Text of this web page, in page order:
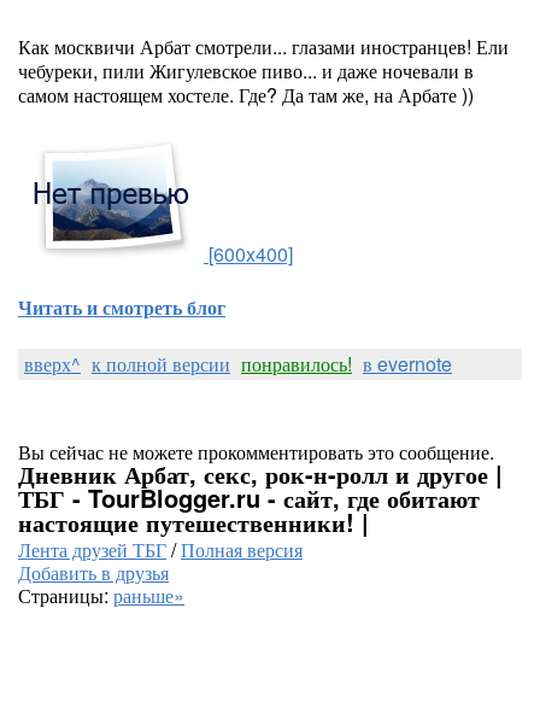
Как москвичи Арбат смотрели... глазами иностранцев! Ели
чебуреки, пили Жигулевское пиво... и даже ночевали в
самом настоящем хостеле. Где? Да там же, на Арбате ))
[600x400]
Читать и смотреть блог
вверх^ к полной версии понравилось! в evernote
Вы сейчас не можете прокомментировать это сообщение.
Дневник Арбат, секс, рок-н-ролл и другое |
ТБГ - TourBlogger.ru - сайт, где обитают
настоящие путешественники! |
Лента друзей ТБГ/Полная версия
Добавить в друзья
Страницы: раньше»